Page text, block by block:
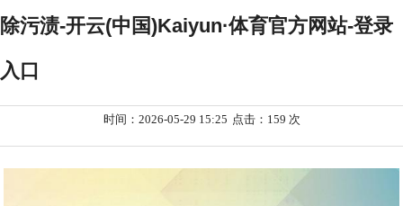
除污渍-开云(中国)Kaiyun·体育官方网站-登录
入口
时间：2026-05-29 15:25 点击：159 次